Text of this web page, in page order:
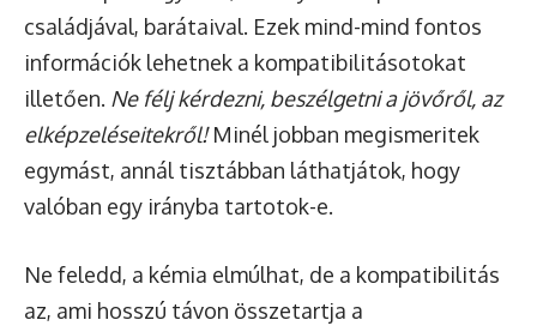
családjával, barátaival. Ezek mind-mind fontos
információk lehetnek a kompatibilitásotokat
illetően. Ne félj kérdezni, beszélgetni a jövőről, az
elképzeléseitekről!Minél jobban megismeritek
egymást, annál tisztábban láthatjátok, hogy
valóban egy irányba tartotok-e.
Ne feledd, a kémia elmúlhat, de a kompatibilitás
az, ami hosszú távon összetartja a